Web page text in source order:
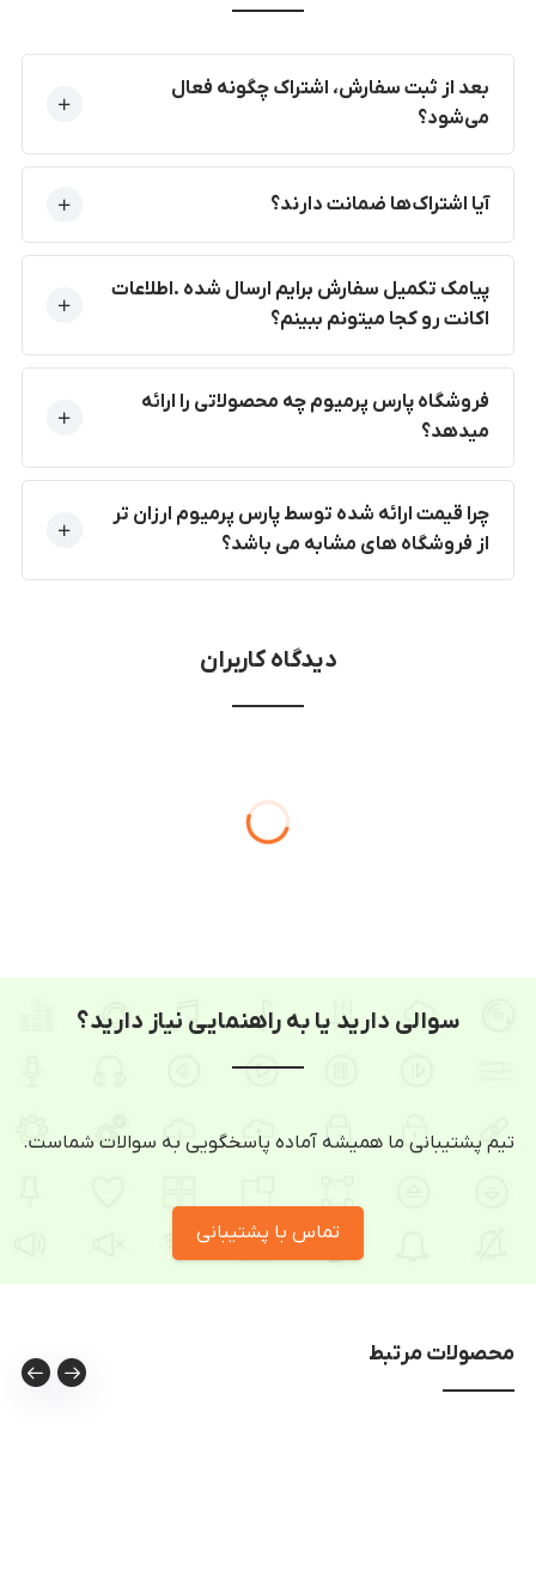
بعد از ثبت سفارش، اشتراک چگونه فعال
می‌شود؟
آیا اشتراک‌ها ضمانت دارند؟
پیامک تکمیل سفارش برایم ارسال شده .اطلاعات
اکانت رو کجا میتونم ببینم؟
فروشگاه پارس پرمیوم چه محصولاتی را ارائه
میدهد؟
چرا قیمت ارائه شده توسط پارس پرمیوم ارزان تر
از فروشگاه های مشابه می باشد؟
دیدگاه کاربران
سوالی دارید یا به راهنمایی نیاز دارید؟
تیم پشتیبانی ما همیشه آماده پاسخگویی به سوالات شماست.
تماس با پشتیبانی
محصولات مرتبط